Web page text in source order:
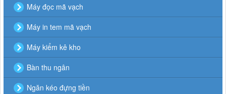
Máy đọc mã vạch
Máy in tem mã vạch
Máy kiểm kê kho
Bàn thu ngân
Ngăn kéo đựng tiền